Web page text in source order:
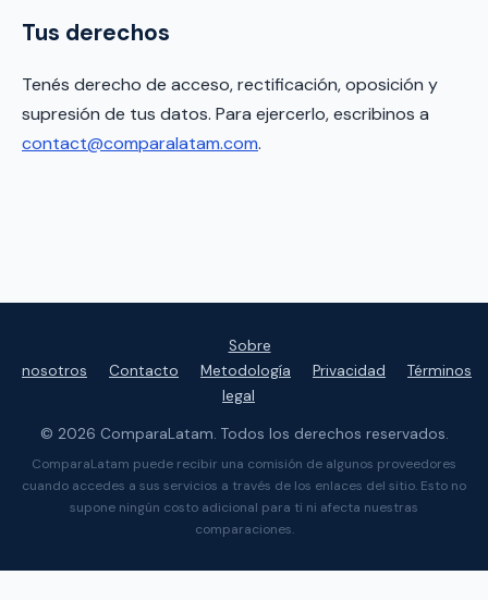
Tus derechos
Tenés derecho de acceso, rectificación, oposición y
supresión de tus datos. Para ejercerlo, escribinos a
contact@comparalatam.com.
Sobre
nosotros
Contacto Metodología Privacidad
Términos
legal
© 2026 ComparaLatam. Todos los derechos reservados.
ComparaLatam puede recibir una comisión de algunos proveedores
cuando accedes a sus servicios a través de los enlaces del sitio. Esto no
supone ningún costo adicional para ti ni afecta nuestras
comparaciones.